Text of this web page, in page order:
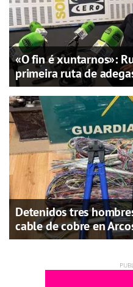
«O fin é xuntarnos»:
primeira ruta de
Detenidos tres
cable de cobre en